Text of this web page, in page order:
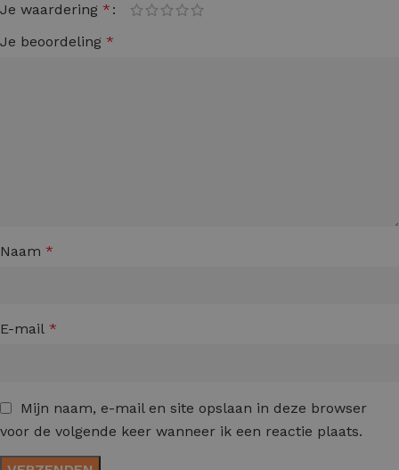
Je waardering *
Je beoordeling *
Naam *
E-mail *
Mijn naam, e-mail en site opslaan in deze browser
voor de volgende keer wanneer ik een reactie plaats.